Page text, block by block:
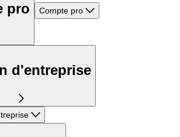
pro Compte pro
d'entreprise